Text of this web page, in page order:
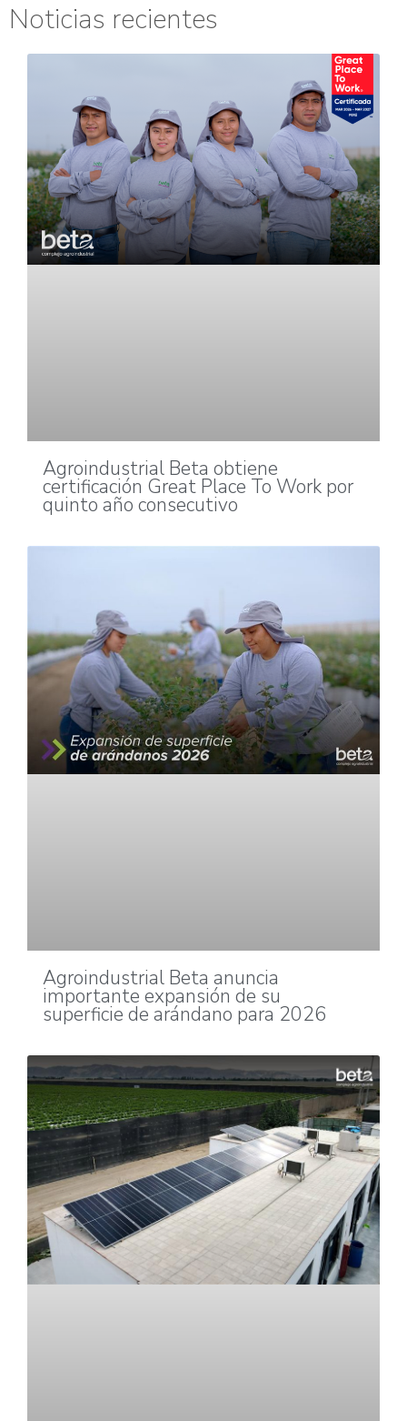
Noticias recientes
Agroindustrial Beta obtiene
certificación Great Place To Work por
quinto año consecutivo
Agroindustrial Beta anuncia
importante expansión de su
superficie de arándano para 2026